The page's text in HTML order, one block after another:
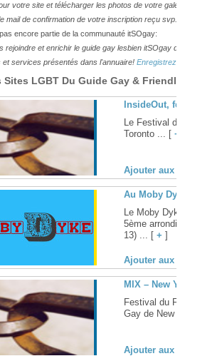
votre site et télécharger les photos de votre galerie,
mail de confirmation de votre inscription reçu svp.
encore partie de la communauté itSOgay:
rejoindre et enrichir le guide gay lesbien itSOgay de vos
et services présentés dans l'annuaire! Enregistrez-vous ici!
Sites LGBT Du Guide Gay & Friendly
InsideOut, festival
Le Festival du Film et
Toronto ... [ +
Ajouter aux favoris
Au Moby Dyke, bar
Le Moby Dyke, bar
5ème arrondissement
13) ... [ + ]
Ajouter aux favoris
MIX – New York
Festival du Film et de
Gay de New York ... [
Ajouter aux favoris